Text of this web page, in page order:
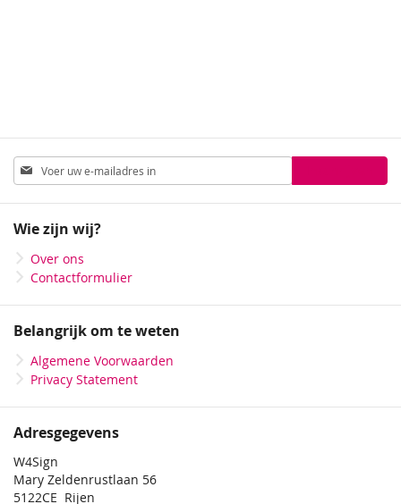
Abonneer
u
op
nieuwsbrief
Wie zijn wij?
Over ons
Contactformulier
Belangrijk om te weten
Algemene Voorwaarden
Privacy Statement
Adresgegevens
W4Sign
Mary Zeldenrustlaan 56
5122CE Rijen